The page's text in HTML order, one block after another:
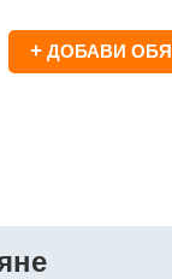
+ ДОБАВИ